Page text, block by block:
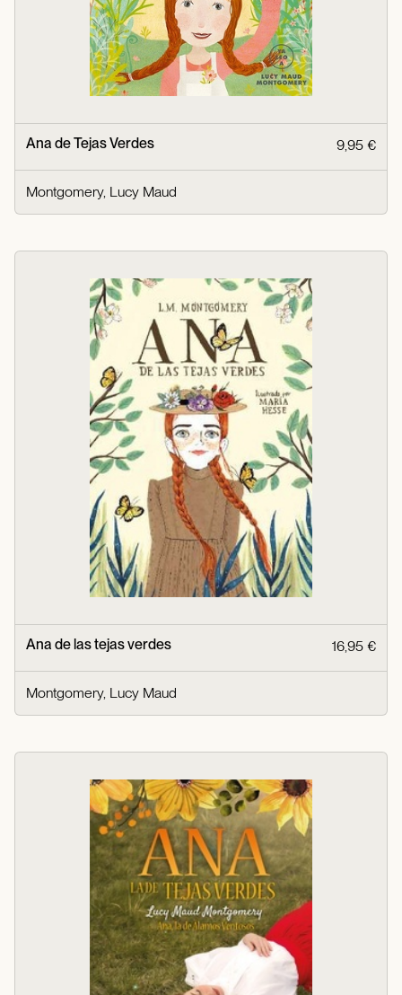
Ana de Tejas Verdes 9,95 €
Montgomery, Lucy Maud
Ana de las tejas verdes 16,95 €
Montgomery, Lucy Maud